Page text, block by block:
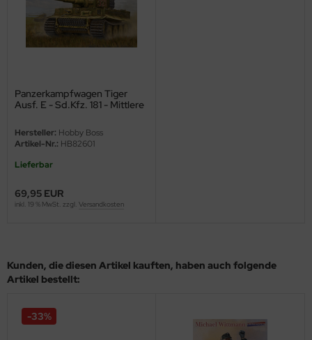
Panzerkampfwagen Tiger
Ausf. E - Sd.Kfz. 181 - Mittlere
Hersteller: Hobby Boss
Artikel-Nr.: HB82601
Lieferbar
69,95 EUR
inkl. 19 % MwSt. zzgl. Versandkosten
Kunden, die diesen Artikel kauften, haben auch folgende
Artikel bestellt:
-33%
Collections
Hawk Model
Factory
Box LTD